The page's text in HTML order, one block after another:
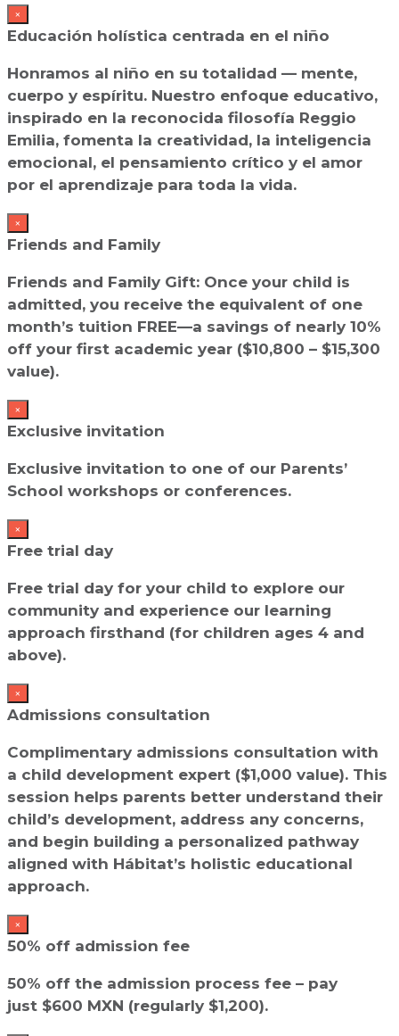
×
Educación holística centrada en el niño
Honramos al niño en su totalidad — mente,
cuerpo y espíritu. Nuestro enfoque educativo,
inspirado en la reconocida filosofía Reggio
Emilia, fomenta la creatividad, la inteligencia
emocional, el pensamiento crítico y el amor
por el aprendizaje para toda la vida.
×
Friends and Family
Friends and Family Gift: Once your child is
admitted, you receive the equivalent of one
month’s tuition FREE—a savings of nearly 10%
off your first academic year ($10,800 – $15,300
value).
×
Exclusive invitation
Exclusive invitation to one of our Parents’
School workshops or conferences.
×
Free trial day
Free trial day for your child to explore our
community and experience our learning
approach firsthand (for children ages 4 and
above).
×
Admissions consultation
Complimentary admissions consultation with
a child development expert ($1,000 value). This
session helps parents better understand their
child’s development, address any concerns,
and begin building a personalized pathway
aligned with Hábitat’s holistic educational
approach.
×
50% off admission fee
50% off the admission process fee – pay
just $600 MXN (regularly $1,200).